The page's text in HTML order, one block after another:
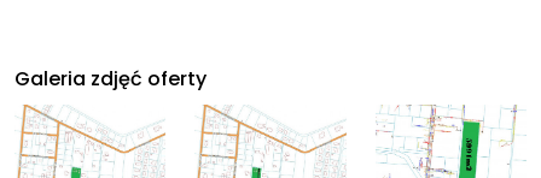
Galeria zdjęć oferty